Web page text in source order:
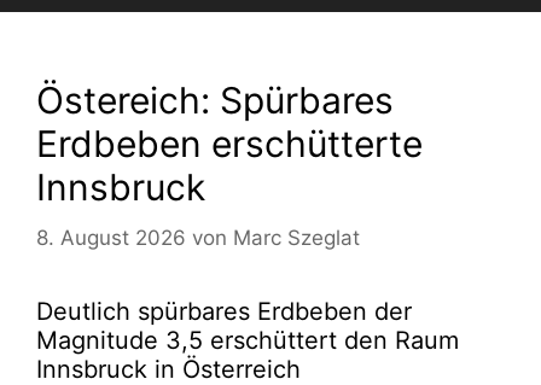
Östereich: Spürbares
Erdbeben erschütterte
Innsbruck
8. August 2026 von Marc Szeglat
Deutlich spürbares Erdbeben der
Magnitude 3,5 erschüttert den Raum
Innsbruck in Österreich